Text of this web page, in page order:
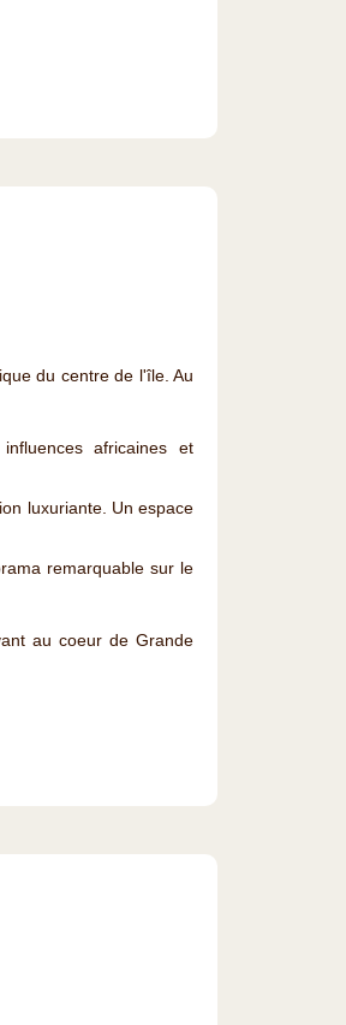
du centre de l'île. Au
africaines et
luxuriante. Un espace
remarquable sur le
au coeur de Grande